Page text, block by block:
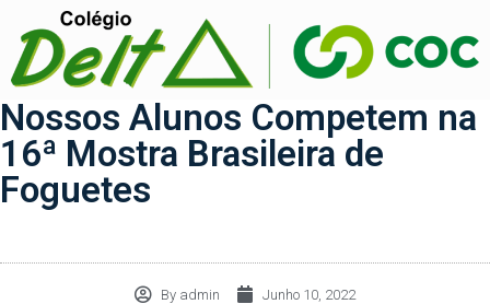
Nossos Alunos Competem na
16ª Mostra Brasileira de
Foguetes
By admin Junho 10, 2022